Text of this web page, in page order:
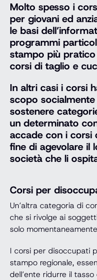
Molto spesso i
per giovani ed
le basi
programmi
stampo più
corsi di taglio e
In altri casi i corsi
scopo
sostenere
un determinato
accade con i corsi
fine di agevolare il
società che li
Corsi per
Un’altra categoria di
che si rivolge ai
solo
I corsi per disoccupati
stampo regionale,
dell’ente ridurre il